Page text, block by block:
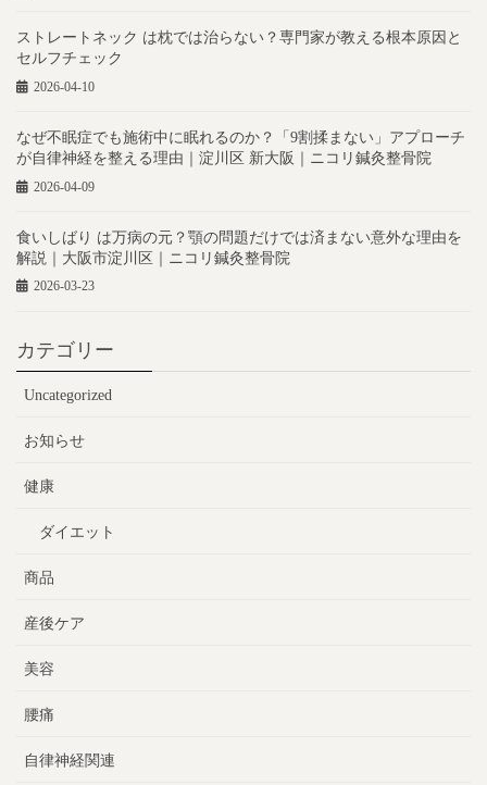
ストレートネック は枕では治らない？専門家が教える根本原因と
セルフチェック
2026-04-10
なぜ不眠症でも施術中に眠れるのか？「9割揉まない」アプローチ
が自律神経を整える理由｜淀川区 新大阪｜ニコリ鍼灸整骨院
2026-04-09
食いしばり は万病の元？顎の問題だけでは済まない意外な理由を
解説｜大阪市淀川区｜ニコリ鍼灸整骨院
2026-03-23
カテゴリー
Uncategorized
お知らせ
健康
ダイエット
商品
産後ケア
美容
腰痛
自律神経関連